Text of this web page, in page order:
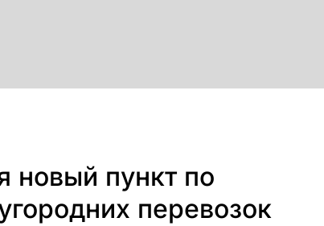
новый пункт по
перевозок